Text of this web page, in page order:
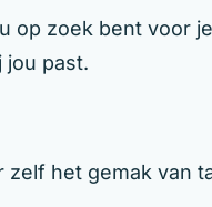
op zoek bent voor
jou past.
het gemak van